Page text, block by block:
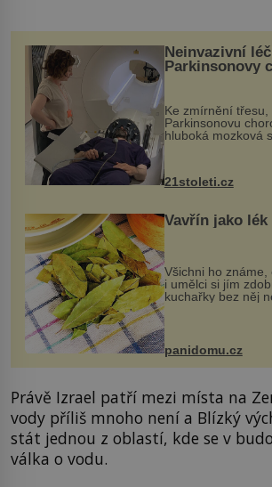
Neinvazivní
Parkinsonovy
Ke zmírnění
Parkinsonovu
hluboká mozková
však vyžaduje
zákrok. Ultrazvuk
k dostatečně
21stoleti.cz
Vavřín jako lék
Všichni ho
i umělci si jím
kuchařky bez něj
nevíte, že bobkový
zmírnit některé
Obsahuje v malém
panidomu.cz
Právě Izrael patří mezi místa na
vody příliš mnoho není a Blízký
stát jednou z oblastí, kde se v
válka o vodu.